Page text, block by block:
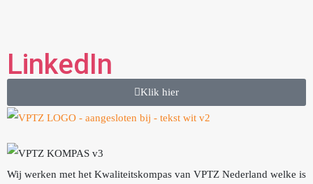
LinkedIn
Klik hier
Wij werken met het Kwaliteitskompas van VPTZ Nederland welke is